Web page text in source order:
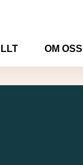
OM OSS